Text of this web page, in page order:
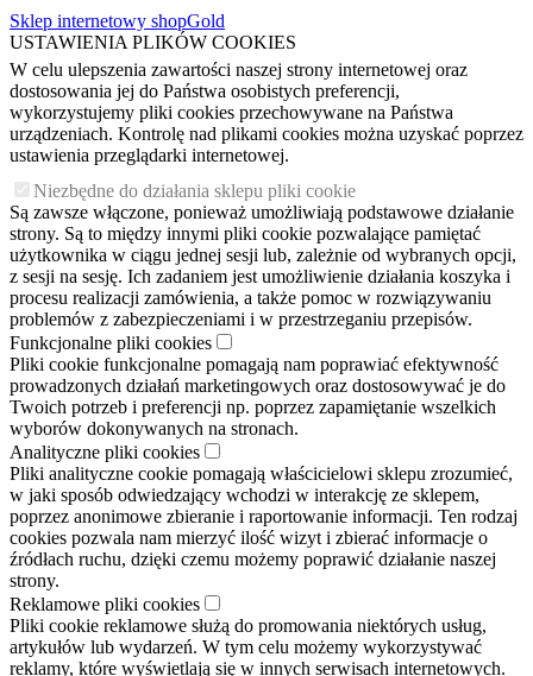
Sklep internetowy shopGold
USTAWIENIA PLIKÓW COOKIES
W celu ulepszenia zawartości naszej strony internetowej oraz
dostosowania jej do Państwa osobistych preferencji,
wykorzystujemy pliki cookies przechowywane na Państwa
urządzeniach. Kontrolę nad plikami cookies można uzyskać poprzez
ustawienia przeglądarki internetowej.
Niezbędne do działania sklepu pliki cookie
Są zawsze włączone, ponieważ umożliwiają podstawowe działanie
strony. Są to między innymi pliki cookie pozwalające pamiętać
użytkownika w ciągu jednej sesji lub, zależnie od wybranych opcji,
z sesji na sesję. Ich zadaniem jest umożliwienie działania koszyka i
procesu realizacji zamówienia, a także pomoc w rozwiązywaniu
problemów z zabezpieczeniami i w przestrzeganiu przepisów.
Funkcjonalne pliki cookies
Pliki cookie funkcjonalne pomagają nam poprawiać efektywność
prowadzonych działań marketingowych oraz dostosowywać je do
Twoich potrzeb i preferencji np. poprzez zapamiętanie wszelkich
wyborów dokonywanych na stronach.
Analityczne pliki cookies
Pliki analityczne cookie pomagają właścicielowi sklepu zrozumieć,
w jaki sposób odwiedzający wchodzi w interakcję ze sklepem,
poprzez anonimowe zbieranie i raportowanie informacji. Ten rodzaj
cookies pozwala nam mierzyć ilość wizyt i zbierać informacje o
źródłach ruchu, dzięki czemu możemy poprawić działanie naszej
strony.
Reklamowe pliki cookies
Pliki cookie reklamowe służą do promowania niektórych usług,
artykułów lub wydarzeń. W tym celu możemy wykorzystywać
reklamy, które wyświetlają się w innych serwisach internetowych.